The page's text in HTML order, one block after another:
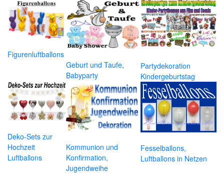
Figurenluftballons
Geburt und Taufe,
Babyparty
Partydekoration
Kindergeburtstag
Deko-Sets zur
Hochzeit
Luftballons
Kommunion und
Konfirmation,
Jugendweihe
Fesselballons,
Luftballons in Netzen